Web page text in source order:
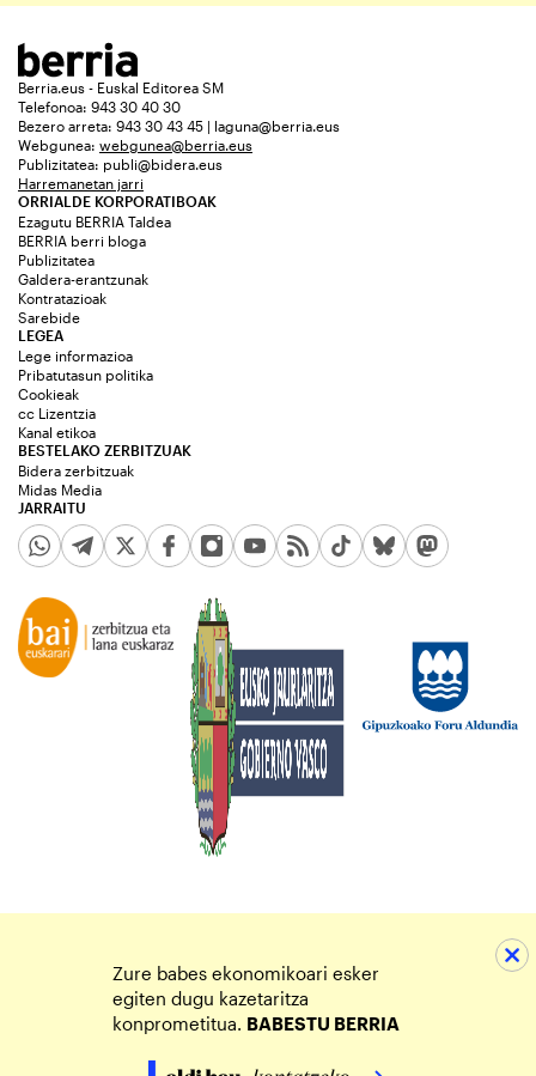
Berria.eus - Euskal Editorea SM
Telefonoa: 943 30 40 30
Bezero arreta: 943 30 43 45 | laguna@berria.eus
Webgunea: webgunea@berria.eus
Publizitatea: publi@bidera.eus
Harremanetan jarri
ORRIALDE KORPORATIBOAK
Ezagutu BERRIA Taldea
BERRIA berri bloga
Publizitatea
Galdera-erantzunak
Kontratazioak
Sarebide
JARRAITU
LEGEA
Lege informazioa
Pribatutasun politika
Cookieak
cc Lizentzia
Kanal etikoa
BESTELAKO ZERBITZUAK
Bidera zerbitzuak
Midas Media
Zure babes ekonomikoari esker
egiten dugu kazetaritza
konprometitua. BABESTU BERRIA